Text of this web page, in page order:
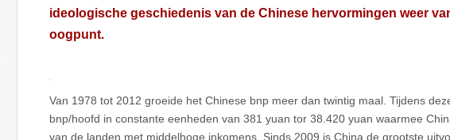
ideologische geschiedenis van de Chinese hervormingen weer
oogpunt.
Van 1978 tot 2012 groeide het Chinese bnp meer dan twintig maal. Tijdens
bnp/hoofd in constante eenheden van 381 yuan tor 38.420 yuan waarmee
van de landen met middelhoge inkomens. Sinds 2009 is China de grootste